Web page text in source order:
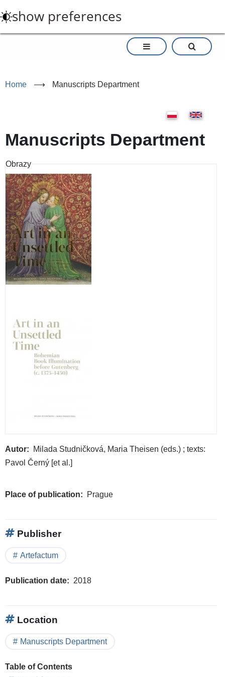
to
main
show preferences
Home ⟶ Manuscripts Department
Manuscripts Department
Obrazy
Autor
Milada Studničková, Maria Theisen (eds.) ; texts:
Pavol Černý [et al.]
Place of publication Prague
Publisher
Artefactum
Publication date 2018
Location
Manuscripts Department
Table of Contents